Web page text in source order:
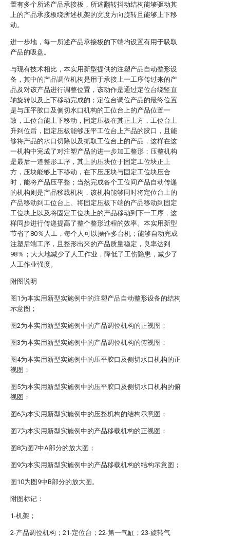
置有多个所述产品承接板，所述翻转抖动结构能够驱动其
上的产品承接板绕所述机架的宽度方向旋转且能够上下移
动。
进一步地，每一所述产品承接板的下端均设置有用于吸取
产品的吸盘。
与现有技术相比，本实用新型提供的注塑产品自动整形设
备，其中的产品调位机构是用于承接上一工序传过来的产
品及对该产品进行调整位置，该动作是通过定位台绕竖直
轴旋转以及上下移动完成的；定位台调位产品的最终位置
是与压平胶口及侧切水口机构的工位台上的产品位置一
致，工位台能上下移动，固定压板在其正上方，工位台上
升到位后，固定压板能够压平工位台上产品的胶口，且能
够将产品的水口切除以及抓取工位台上的产品，这样在这
一机构中完成了对注塑产品的进一步加工整形；压整机构
是最后一道整形工序，其上的压块位于固定工位块正上
方，压块能够上下移动，在下压压块与固定工位块压合
时，能将产品压平整；当然完成各个工位间产品自动传递
的机构则是产品移载机构，该机构能够同时将定位台上的
产品移动到工位台上、将固定压板下端的产品移动到固定
工位块上以及将固定工位块上的产品移动到下一工序，这
样同步进行传递提高了整个整形过程的效率。本实用新型
节省了80％人工，每个人可以操作多台机；能够自动完成
注塑后端工序，且整形出来的产品质量稳定，良率达到
98％；大大地减少了人工作业，降低了工伤隐患，减少了
人工作业强度。
附图说明
图1为本实用新型实施例中的注塑产品自动整形设备的结构
示意图；
图2为本实用新型实施例中的产品调位机构的正视图；
图3为本实用新型实施例中的产品调位机构的俯视图；
图4为本实用新型实施例中的压平胶口及侧切水口机构的正
视图；
图5为本实用新型实施例中的压平胶口及侧切水口机构的俯
视图；
图6为本实用新型实施例中的压整机构的结构示意图；
图7为本实用新型实施例中的产品移载机构的正视图；
图8为图7中A部分的放大图；
图9为本实用新型实施例中的产品移载机构的结构示意图；
图10为图9中B部分的放大图。
附图标记：
1-机架；
2-产品调位机构；21-定位台；22-第一气缸；23-旋转气